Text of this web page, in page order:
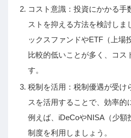
コスト意識：投資にかかる手
ストを抑える方法を検討しま
ックスファンドやETF（上場
比較的低いことが多く、コス
す。
税制を活用：税制優遇が受け
スを活用することで、効率的
例えば、iDeCoやNISA（少額
制度を利用しましょう。